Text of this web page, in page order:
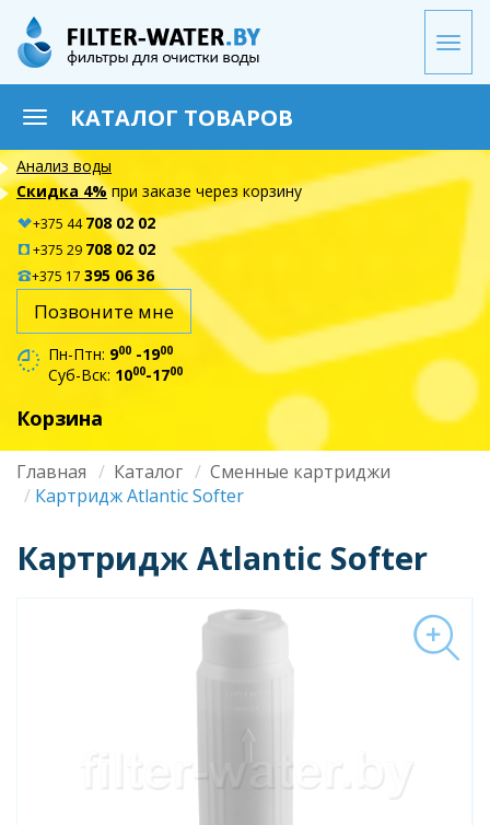
Перейти
основному
содержанию
ToggleКАТАЛОГ ТОВАРОВ
Анализ воды
Скидка 4%при заказе через корзину
+375 44708 02 02
+375 29 708 02 02
+375 17 395 06 36
Позвоните мне
Пн-Птн: 900 -1900
Суб-Вск: 1000-1700
Корзина
Строка
навигации
Главная Каталог
Сменные картриджи
Картридж Atlantic Softer
Картридж Atlantic Softer